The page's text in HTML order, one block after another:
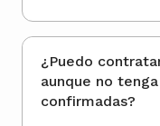
¿Puedo
aunque no tenga las fechas de mi viaje
confirmadas?